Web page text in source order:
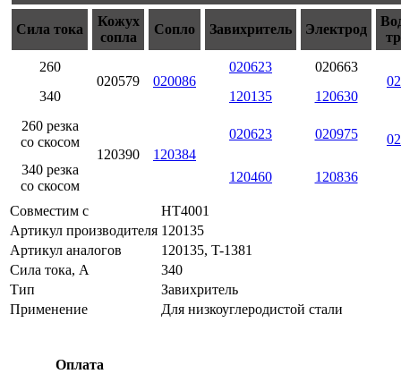
Сила тока
Кожух
сопла
Сопло Завихритель Электрод
260
020579
020086
020623
020663
340
120135
120630
260 резка
со скосом
120390
120384
020623 020975
340 резка
со скосом
120460 120836
Совместим с
HT4001
Артикул производителя 120135
Артикул аналогов
120135, T-1381
Сила тока, А
340
Тип
Завихритель
Применение
Для низкоуглеродистой стали
Оплата